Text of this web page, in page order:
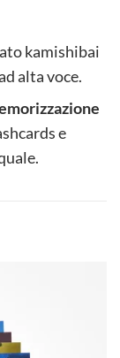
kamishibai
alta voce.
e